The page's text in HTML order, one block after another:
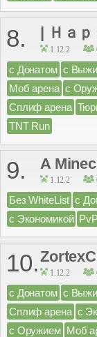
8. | Ｈａ
1.12.2
с Донатом с
Моб арена с
Сплиф арена
TNT Run
9. A
1.12.2
Без WhiteList с
с Экономикой
10. 1.12.2
с Донатом с
Сплиф арена с
с Оружием Моб